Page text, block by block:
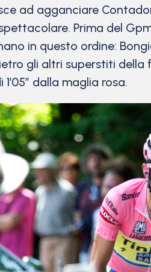
ad agganciare
Prima del
in questo ordine:
gli altri superstiti della
dalla maglia rosa.